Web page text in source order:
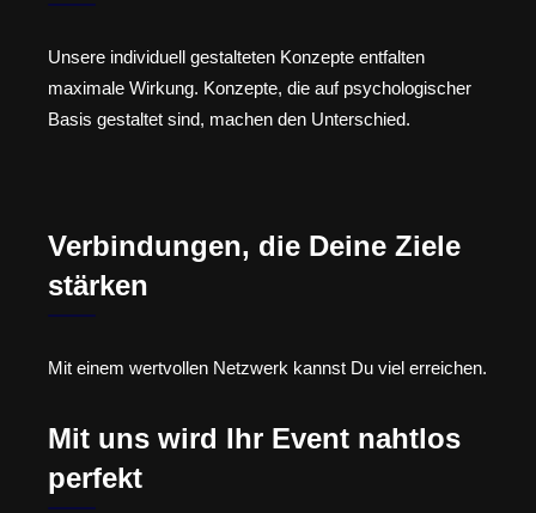
Unsere individuell gestalteten Konzepte entfalten
maximale Wirkung. Konzepte, die auf psychologischer
Basis gestaltet sind, machen den Unterschied.
Verbindungen, die Deine Ziele
stärken
Mit einem wertvollen Netzwerk kannst Du viel erreichen.
Mit uns wird Ihr Event nahtlos
perfekt